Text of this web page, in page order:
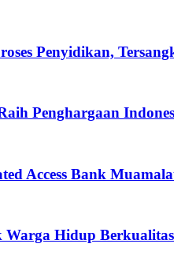
Penyidikan,
Penghargaan
Access Bank
Hidup